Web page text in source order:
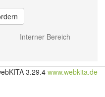
Interner Bereich
3.29.4 www.webkita.de